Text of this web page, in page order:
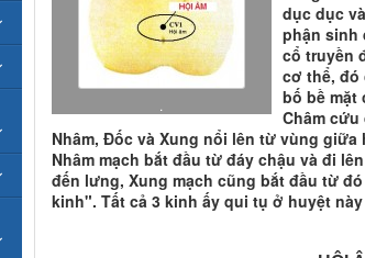
.
dục dục
phận sinh
cổ truyền
cơ thể,
bố bề mặt
Châm
Nhâm, Đốc và Xung nổi lên từ vùng
Nhâm mạch bắt đầu từ đáy chậu và đi
đến lưng, Xung mạch cũng bắt đầu từ
kinh". Tất cả 3 kinh ấy qui tụ ở huyệt